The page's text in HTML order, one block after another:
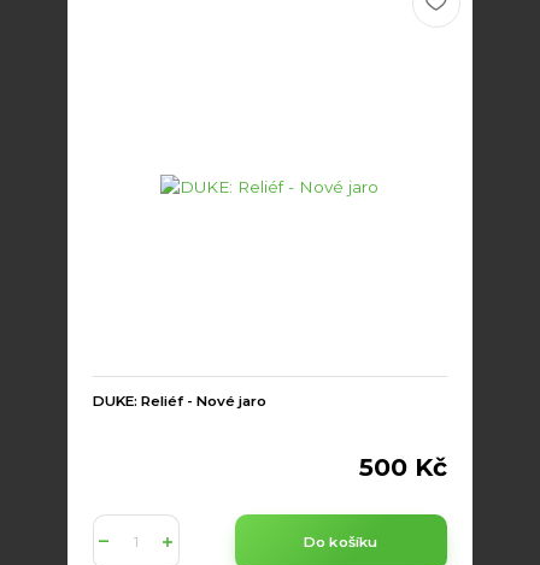
DUKE: Reliéf - Nové jaro
500 Kč
Do košíku